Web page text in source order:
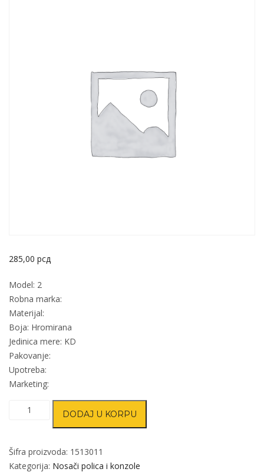
285,00 рсд
Model: 2
Robna marka:
Materijal:
Boja: Hromirana
Jedinica mere: KD
Pakovanje:
Upotreba:
Marketing:
Nosač
2
Hr
DODAJ U KORPU
Šifra proizvoda: 1513011
Kategorija: Nosači polica i konzole